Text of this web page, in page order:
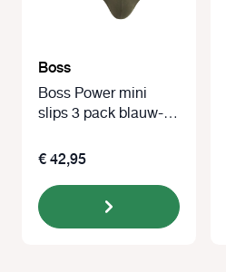
Boss
Boss Power mini
slips 3 pack blauw-
€ 42,95